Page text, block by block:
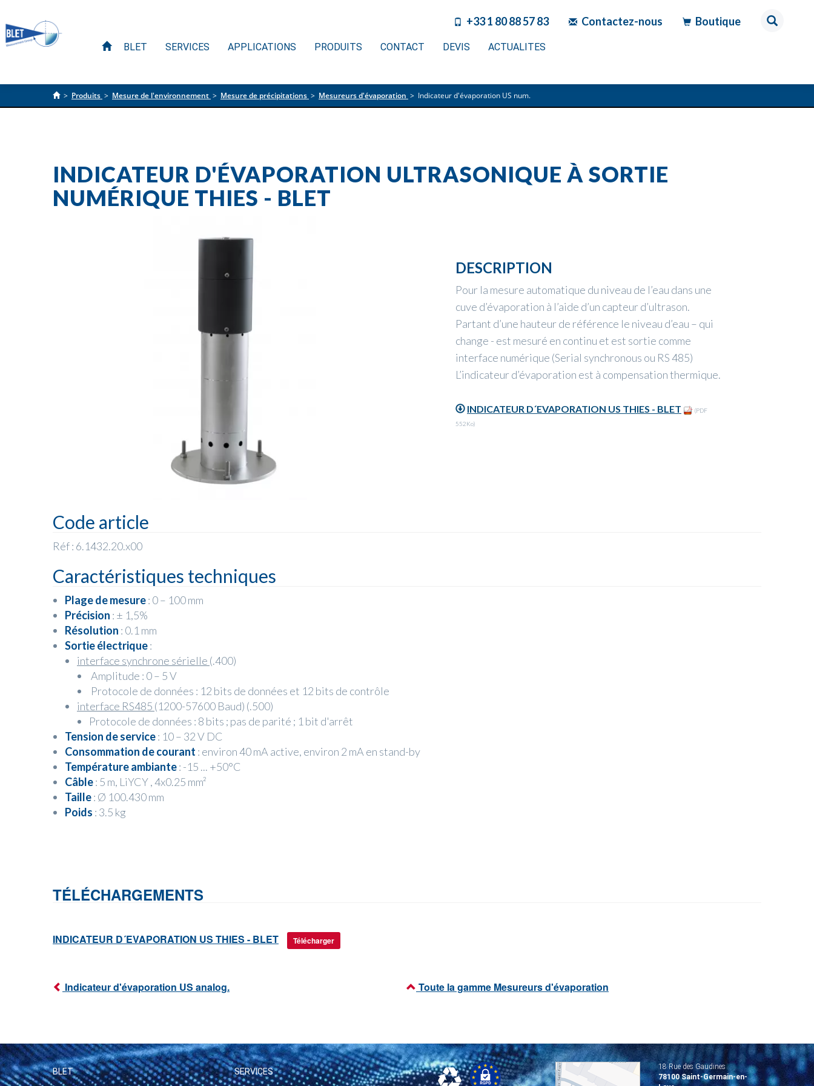
+33 1 80 88 57 83 Contactez-nous Boutique
BLET SERVICES APPLICATIONS PRODUITS CONTACT DEVIS ACTUALITES
> Produits > Mesure de l'environnement > Mesure de précipitations > Mesureurs d'évaporation > Indicateur d'évaporation US num.
INDICATEUR D'ÉVAPORATION ULTRASONIQUE À SORTIE
NUMÉRIQUE THIES - BLET
DESCRIPTION
Pour la mesure automatique du niveau de l’eau dans une
cuve d’évaporation à l’aide d’un capteur d’ultrason.
Partant d’une hauteur de référence le niveau d’eau – qui
change - est mesuré en continu et est sortie comme
interface numérique (Serial synchronous ou RS 485)
L’indicateur d’évaporation est à compensation thermique.
INDICATEUR D´EVAPORATION US THIES - BLET
(PDF
552Ko)
Code article
Réf : 6.1432.20.x00
Caractéristiques techniques
Plage de mesure: 0 – 100 mm
Précision : ± 1,5%
Résolution : 0.1 mm
Sortie électrique:
interface synchrone sérielle (.400)
Amplitude : 0 – 5 V
Protocole de données : 12 bits de données et 12 bits de contrôle
interface RS485 (1200-57600 Baud) (.500)
Protocole de données : 8 bits ; pas de parité ; 1 bit d'arrêt
Tension de service: 10 – 32 V DC
Consommation de courant : environ 40 mA active, environ 2 mA en stand-by
Température ambiante: -15 ... +50°C
Câble: 5 m, LiYCY , 4x0.25 mm²
Taille: Ø 100.430 mm
Poids : 3.5 kg
TÉLÉCHARGEMENTS
INDICATEUR D´EVAPORATION US THIES - BLET Télécharger
Indicateur d'évaporation US analog. Toute la gamme Mesureurs d'évaporation
BLET
SERVICES
18 Rue des Gaudines
78100 Saint-Germain-en-